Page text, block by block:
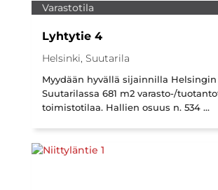
Varastotila
Lyhtytie 4
Helsinki, Suutarila
Myydään hyvällä sijainnilla Helsingin
Suutarilassa 681 m2 varasto-/
toimistotilaa. Hallien osuus n. 534 ...